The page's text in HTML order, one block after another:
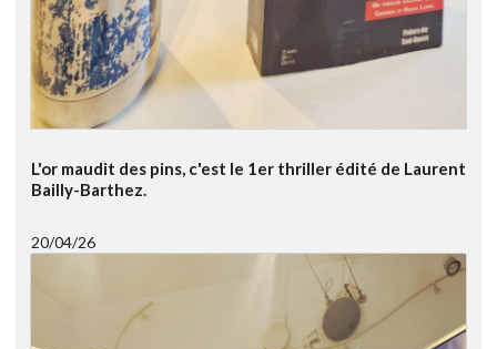
L'or maudit des pins, c'est le 1er thriller édité de Laurent
Bailly-Barthez.
20/04/26